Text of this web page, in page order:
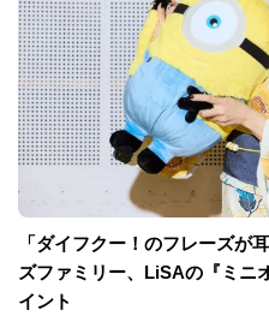
「ダイフクー！のフレーズが
ズファミリー、LiSAの『ミニ
イント